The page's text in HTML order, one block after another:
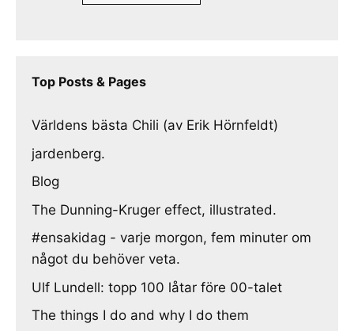
Top Posts & Pages
Världens bästa Chili (av Erik Hörnfeldt)
jardenberg.
Blog
The Dunning-Kruger effect, illustrated.
#ensakidag - varje morgon, fem minuter om
något du behöver veta.
Ulf Lundell: topp 100 låtar före 00-talet
The things I do and why I do them